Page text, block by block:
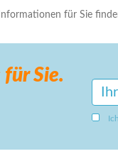
für Sie
Sie.